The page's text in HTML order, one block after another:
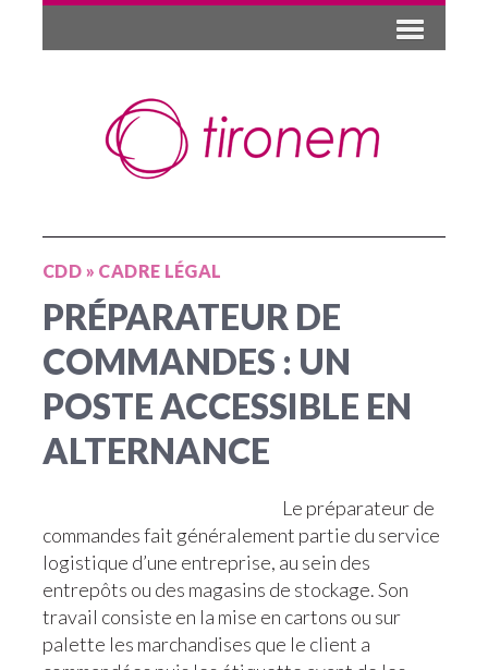
CDD » CADRE LÉGAL
PRÉPARATEUR DE
COMMANDES : UN
POSTE ACCESSIBLE EN
ALTERNANCE
Le préparateur de
commandes fait généralement partie du service
logistique d’une entreprise, au sein des
entrepôts ou des magasins de stockage. Son
travail consiste en la mise en cartons ou sur
palette les marchandises que le client a